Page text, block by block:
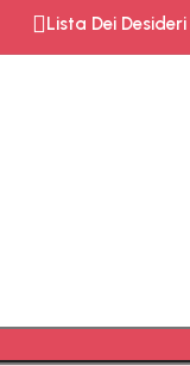
Lista Dei Desideri